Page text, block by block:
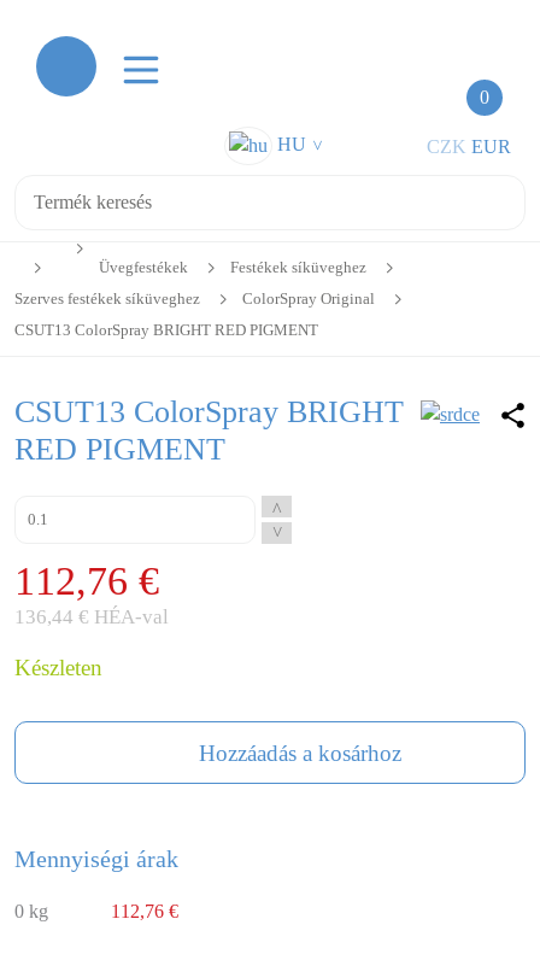
0
HU > CZK EUR
Üvegfestékek
Festékek síküveghez
Szerves festékek síküveghez
ColorSpray Original
CSUT13 ColorSpray BRIGHT RED PIGMENT
CSUT13 ColorSpray BRIGHT
RED PIGMENT
^
^
112,76 €
136,44 € HÉA-val
Készleten
Hozzáadás a kosárhoz
Mennyiségi árak
0 kg 112,76 €